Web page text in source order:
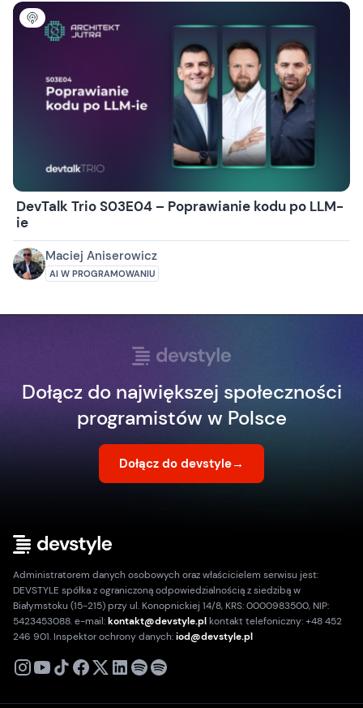
DevTalk Trio S03E04 – Poprawianie kodu po LLM-
ie
Maciej Aniserowicz
AI W PROGRAMOWANIU
Dołącz do największej społeczności
programistów w Polsce
Dołącz do devstyle→
Administratorem danych osobowych oraz właścicielem serwisu jest:
DEVSTYLE spółka z ograniczoną odpowiedzialnością z siedzibą w
Białymstoku (15-215) przy ul. Konopnickiej 14/8, KRS: 0000983500, NIP:
5423453088. e-mail:kontakt@devstyle.plkontakt telefoniczny: +48 452
246 901. Inspektor ochrony danych:iod@devstyle.pl
X